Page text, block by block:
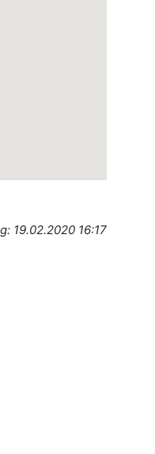
19.02.2020 16:17